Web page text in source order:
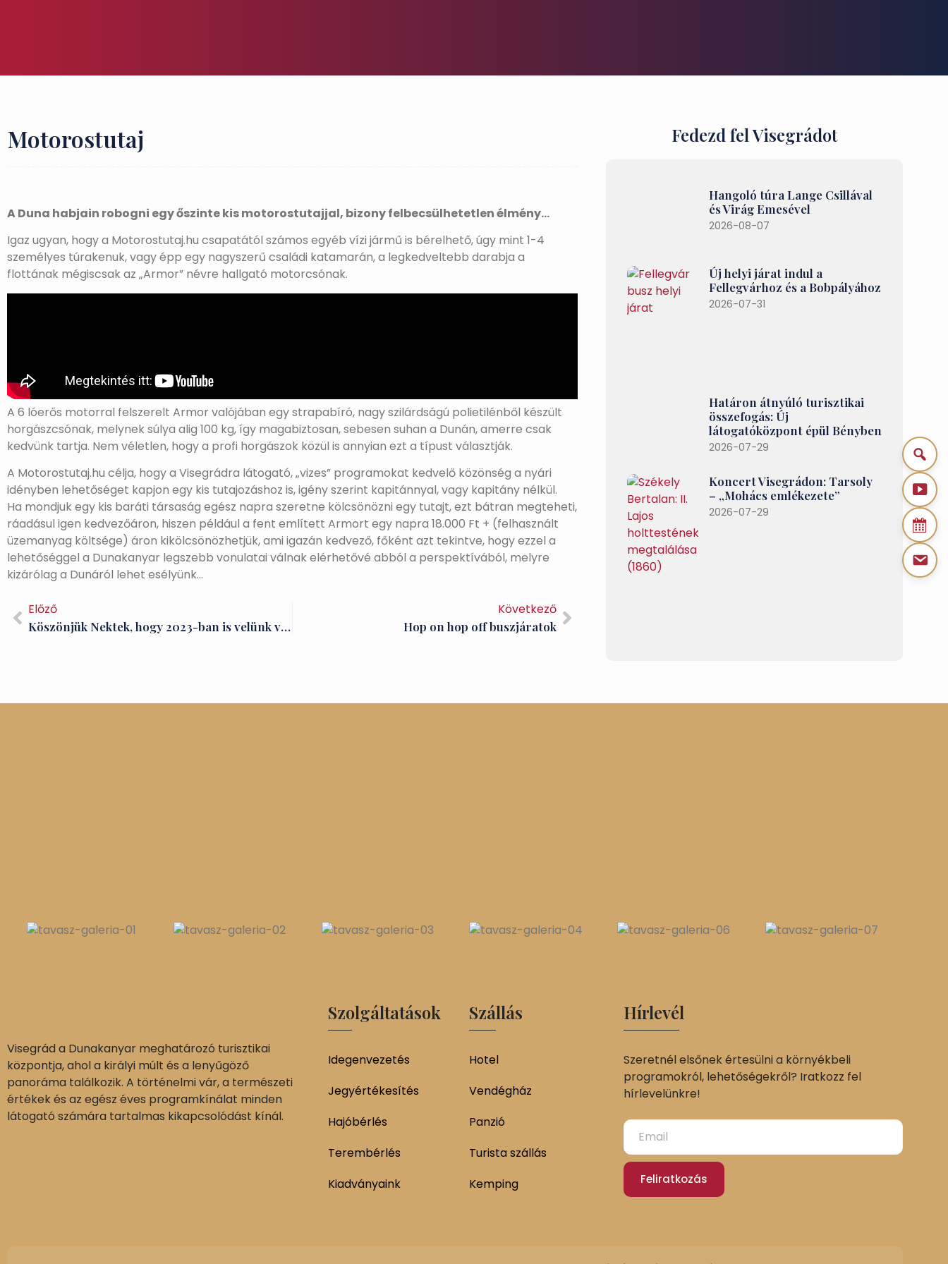
Motorostutaj
A Duna habjain robogni egy őszinte kis motorostutajjal, bizony felbecsülhetetlen élmény…
Igaz ugyan, hogy a Motorostutaj.hu csapatától számos egyéb vízi jármű is bérelhető, úgy mint 1-4
személyes túrakenuk, vagy épp egy nagyszerű családi katamarán, a legkedveltebb darabja a
flottának mégiscsak az „Armor” névre hallgató motorcsónak.
A 6 lóerős motorral felszerelt Armor valójában egy strapabíró, nagy szilárdságú polietilénből készült
horgászcsónak, melynek súlya alig 100 kg, így magabiztosan, sebesen suhan a Dunán, amerre csak
kedvünk tartja. Nem véletlen, hogy a profi horgászok közül is annyian ezt a típust választják.
A Motorostutaj.hu célja, hogy a Visegrádra látogató, „vizes” programokat kedvelő közönség a nyári
idényben lehetőséget kapjon egy kis tutajozáshoz is, igény szerint kapitánnyal, vagy kapitány nélkül.
Ha mondjuk egy kis baráti társaság egész napra szeretne kölcsönözni egy tutajt, ezt bátran megteheti,
ráadásul igen kedvezőáron, hiszen például a fent említett Armort egy napra 18.000 Ft + (felhasznált
üzemanyag költsége) áron kikölcsönözhetjük, ami igazán kedvező, főként azt tekintve, hogy ezzel a
lehetőséggel a Dunakanyar legszebb vonulatai válnak elérhetővé abból a perspektívából, melyre
kizárólag a Dunáról lehet esélyünk…
Előző
Köszönjük Nektek, hogy 2023-ban is velünk voltatok Visegrádon
Következő
Hop on hop off buszjáratok
Fedezd fel Visegrádot
Hangoló túra Lange Csillával
és Virág Emesével
2026-08-07
Új helyi járat indul a
Fellegvárhoz és a Bobpályához
2026-07-31
Határon átnyúló turisztikai
összefogás: Új
látogatóközpont épül Bényben
2026-07-29
Koncert Visegrádon: Tarsoly
– „Mohács emlékezete”
2026-07-29
Visegrád a Dunakanyar meghatározó turisztikai
központja, ahol a királyi múlt és a lenyűgöző
panoráma találkozik. A történelmi vár, a természeti
értékek és az egész éves programkínálat minden
látogató számára tartalmas kikapcsolódást kínál.
Szolgáltatások
Idegenvezetés
Jegyértékesítés
Hajóbérlés
Terembérlés
Kiadványaink
Szállás
Hotel
Vendégház
Panzió
Turista szállás
Kemping
Hírlevél
Szeretnél elsőnek értesülni a környékbeli
programokról, lehetőségekről? Iratkozz fel
hírlevelünkre!
Feliratkozás